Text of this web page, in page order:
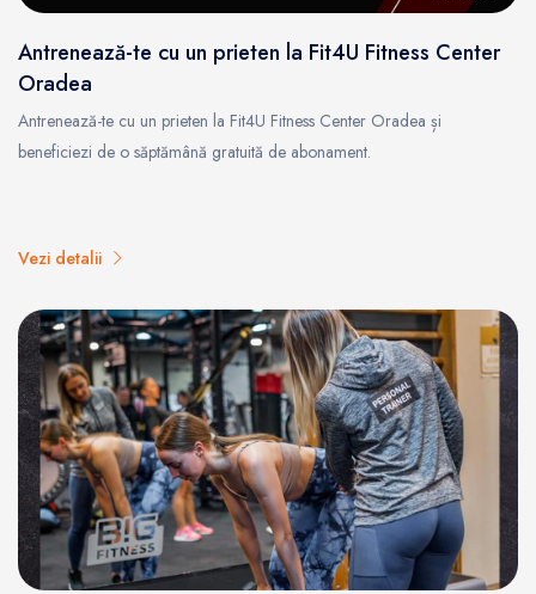
Antrenează-te cu un prieten la Fit4U Fitness Center
Oradea
Antrenează-te cu un prieten la Fit4U Fitness Center Oradea și
beneficiezi de o săptămână gratuită de abonament.
Vezi detalii